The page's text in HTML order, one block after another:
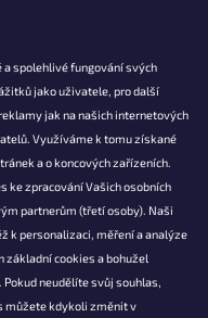
a spolehlivé fungování svých
jako uživatele, pro další
jak na našich internetových
Využíváme k tomu získané
a o koncových zařízeních.
ke zpracování Vašich osobních
partnerům (třetí osoby). Naši
k personalizaci, měření a analýze
základní cookies a bohužel
neudělíte svůj souhlas,
můžete kdykoli změnit v